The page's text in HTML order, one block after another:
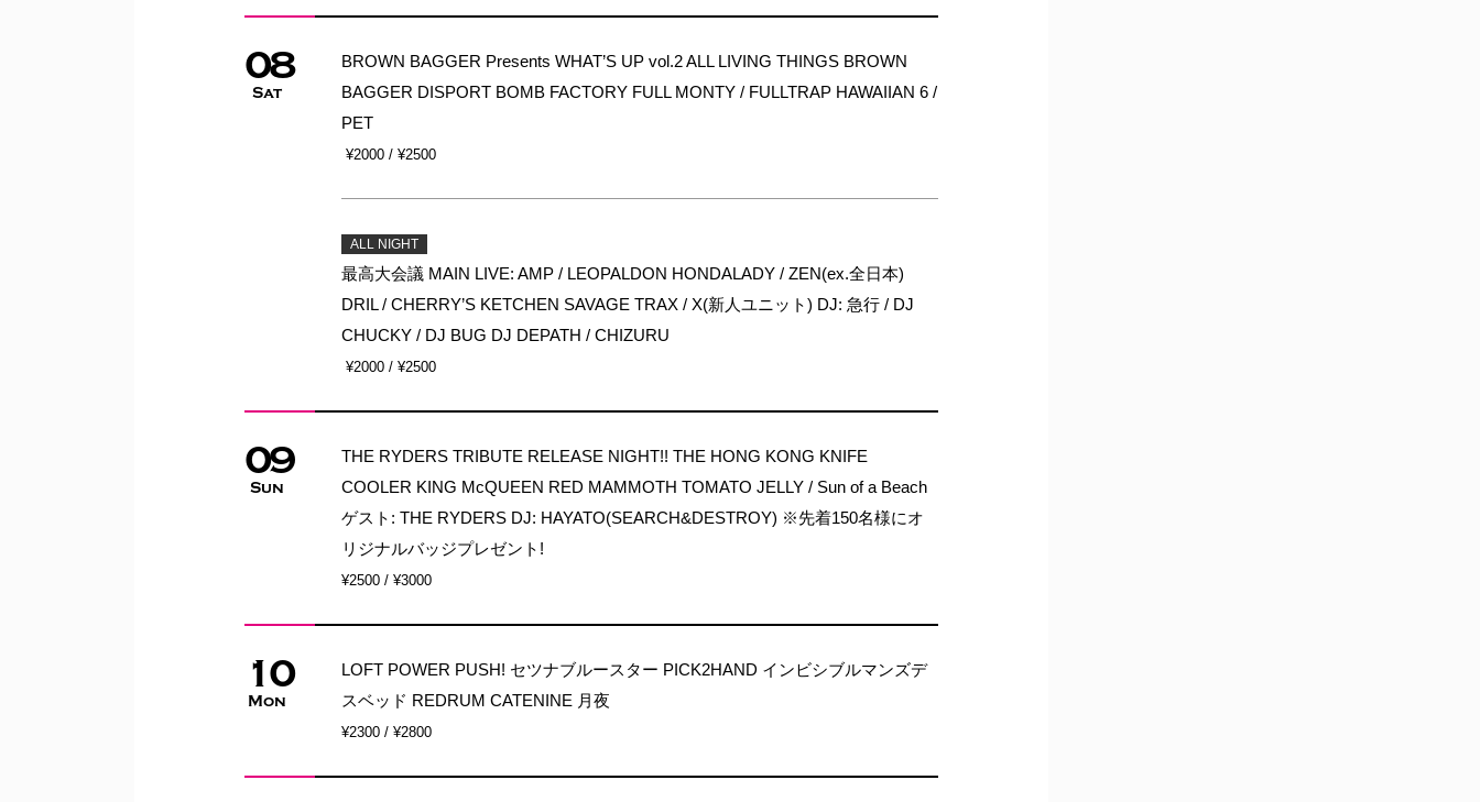
08
Sat
BROWN BAGGER Presents WHAT’S UP vol.2 ALL LIVING THINGS BROWN
BAGGER DISPORT BOMB FACTORY FULL MONTY / FULLTRAP HAWAIIAN 6 /
PET
¥2000 / ¥2500
ALL NIGHT
最高大会議 MAIN LIVE: AMP / LEOPALDON HONDALADY / ZEN(ex.全日本)
DRIL / CHERRY’S KETCHEN SAVAGE TRAX / X(新人ユニット) DJ: 急行 / DJ
CHUCKY / DJ BUG DJ DEPATH / CHIZURU
¥2000 / ¥2500
09
Sun
THE RYDERS TRIBUTE RELEASE NIGHT!! THE HONG KONG KNIFE
COOLER KING McQUEEN RED MAMMOTH TOMATO JELLY / Sun of a Beach
ゲスト: THE RYDERS DJ: HAYATO(SEARCH&DESTROY) ※先着150名様にオ
リジナルバッジプレゼント!
¥2500 / ¥3000
10
Mon
LOFT POWER PUSH! セツナブルースター PICK2HAND インビシブルマンズデ
スベッド REDRUM CATENINE 月夜
¥2300 / ¥2800